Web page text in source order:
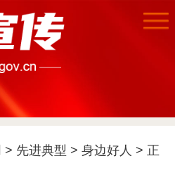
> 先进典型 > 身边好人 > 正